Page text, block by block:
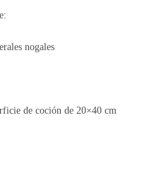
nogales
de coción de 20×40 cm